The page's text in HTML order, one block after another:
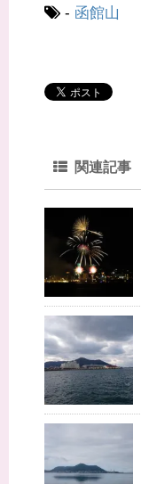
ン
ド
- 函館山
関連記事